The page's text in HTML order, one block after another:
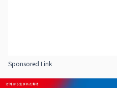
Sponsored Link